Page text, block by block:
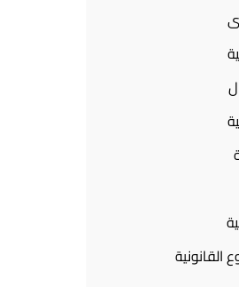
القانونية